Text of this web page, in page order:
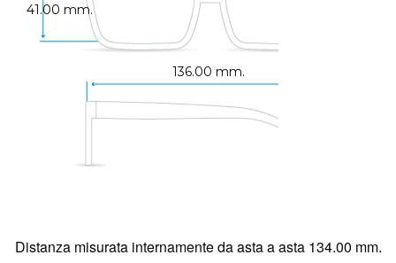
136.00 mm.
41.00 mm.
Distanza misurata internamente da asta a asta 134.00 mm.